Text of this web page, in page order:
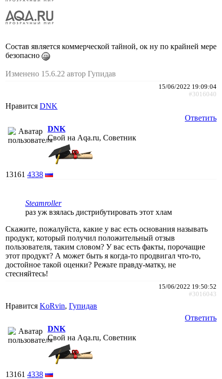
Состав является коммерческой тайной, ок ну по крайней мере
безопасно
Изменено 15.6.22 автор Гупидав
15/06/2022 19:09:04
#3016040
Нравится DNK
Ответить
DNK
Свой на Aqa.ru, Советник
13161 4338
Steamroller
раз уж взялась дистрибутировать этот хлам
Скажите, пожалуйста, какие у вас есть основания называть
продукт, который получил положительный отзыв
пользователя, таким словом? У вас есть факты, порочащие
этот продукт? А может быть я когда-то продвигал что-то,
достойное такой оценки? Режьте правду-матку, не
стесняйтесь!
15/06/2022 19:50:52
#3016043
Нравится KoRvin, Гупидав
Ответить
DNK
Свой на Aqa.ru, Советник
13161 4338